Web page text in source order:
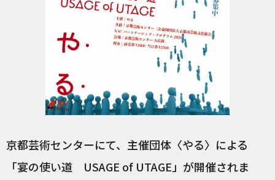
京都芸術センターにて、主催団体〈やる〉による
「宴の使い道 USAGE of UTAGE」が開催されま